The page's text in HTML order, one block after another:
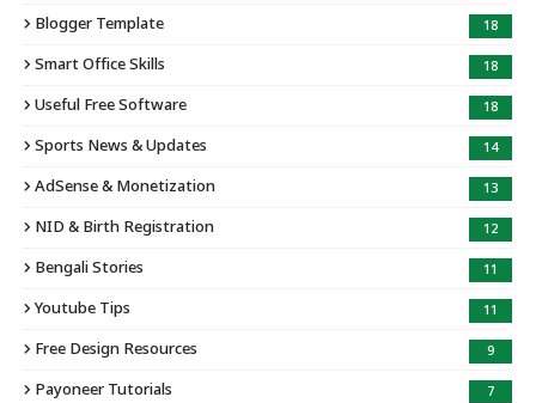
Blogger Template 18
Smart Office Skills 18
Useful Free Software 18
Sports News & Updates 14
AdSense & Monetization 13
NID & Birth Registration 12
Bengali Stories 11
Youtube Tips 11
Free Design Resources 9
Payoneer Tutorials 7